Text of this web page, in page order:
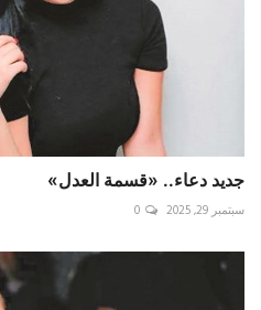
جديد دعاء.. «قسمة العدل»
سبتمبر 29, 2025 0